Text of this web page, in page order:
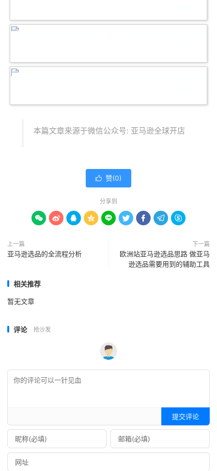
本篇文章来源于微信公众号: 亚马逊全球开店
 赞(0)
分享到
        
上一篇
亚马逊选品的全流程分析
下一篇
欧洲站亚马逊选品思路 做亚马
逊选品需要用到的辅助工具
相关推荐
暂无文章
评论 抢沙发
提交评论